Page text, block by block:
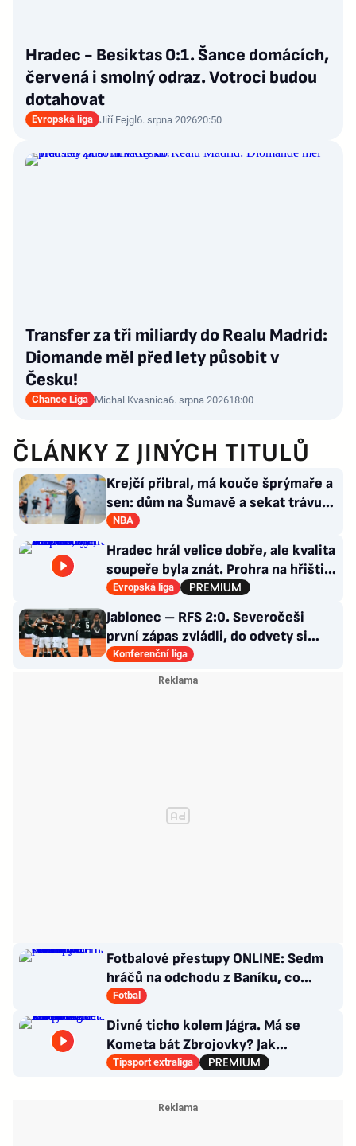
Hradec - Besiktas 0:1. Šance domácích,
červená i smolný odraz. Votroci budou
dotahovat
Evropská liga Jiří Fejgl6. srpna 202620:50
Transfer za tři miliardy do Realu Madrid:
Diomande měl před lety působit v
Česku!
Chance Liga Michal Kvasnica6. srpna 202618:00
ČLÁNKY Z JINÝCH TITULŮ
Krejčí přibral, má kouče šprýmaře a
sen: dům na Šumavě a sekat trávu
jako Forrest Gump
NBA
Hradec hrál velice dobře, ale kvalita
soupeře byla znát. Prohra na hřišti,
výhra v hledišti
Evropská liga
Jablonec – RFS 2:0. Severočeši
první zápas zvládli, do odvety si
vezou nadějný náskok
Konferenční liga
Fotbalové přestupy ONLINE: Sedm
hráčů na odchodu z Baníku, co
situace kolem Nombila?
Fotbal
Divné ticho kolem Jágra. Má se
Kometa bát Zbrojovky? Jak
poskládat Pardubice
Tipsport extraliga